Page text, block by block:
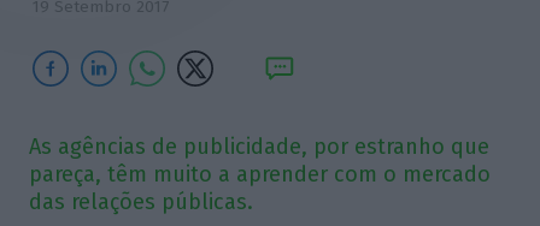
19 Setembro 2017
As agências de publicidade, por estranho que
pareça, têm muito a aprender com o mercado
das relações públicas.